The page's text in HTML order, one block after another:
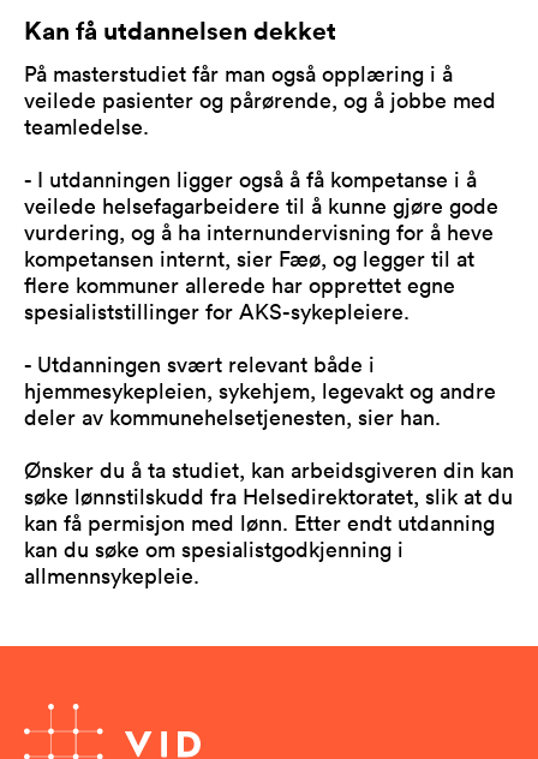
Kan få utdannelsen dekket
På masterstudiet får man også opplæring i å
veilede pasienter og pårørende, og å jobbe med
teamledelse.
- I utdanningen ligger også å få kompetanse i å
veilede helsefagarbeidere til å kunne gjøre gode
vurdering, og å ha internundervisning for å heve
kompetansen internt, sier Fæø, og legger til at
flere kommuner allerede har opprettet egne
spesialiststillinger for AKS-sykepleiere.
- Utdanningen svært relevant både i
hjemmesykepleien, sykehjem, legevakt og andre
deler av kommunehelsetjenesten, sier han.
Ønsker du å ta studiet, kan arbeidsgiveren din kan
søke lønnstilskudd fra Helsedirektoratet, slik at du
kan få permisjon med lønn. Etter endt utdanning
kan du søke om spesialistgodkjenning i
allmennsykepleie.